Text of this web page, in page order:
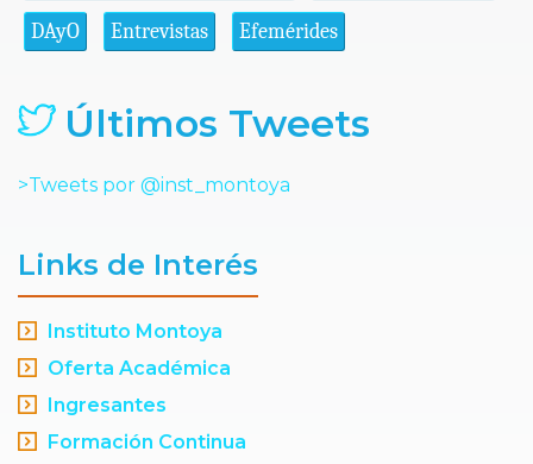
DAyO Entrevistas Efemérides
Últimos Tweets
>Tweets por @inst_montoya
Links de Interés
Instituto Montoya
Oferta Académica
Ingresantes
Formación Continua